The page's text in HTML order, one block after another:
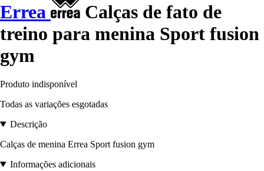
Errea
Calças de fato de
treino para menina Sport fusion
gym
Produto indisponível
Todas as variações esgotadas
Descrição
Calças de menina Errea Sport fusion gym
Informações adicionais